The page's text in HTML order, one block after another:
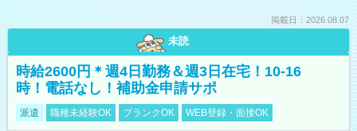
掲載日：2026.08.07
未読
時給2600円＊週4日勤務＆週3日在宅！10-16
時！電話なし！補助金申請サポ
派遣 職種未経験OK ブランクOK WEB登録・面接OK